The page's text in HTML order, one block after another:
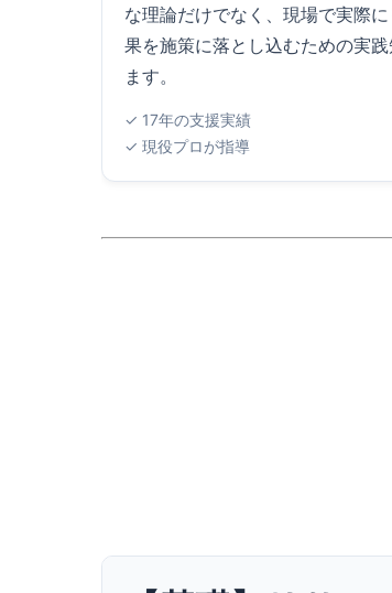
な理論だけでなく、現場で実際
果を施策に落とし込むための実
ます。
✓ 17年の支援実績
✓ 現役プロが指導